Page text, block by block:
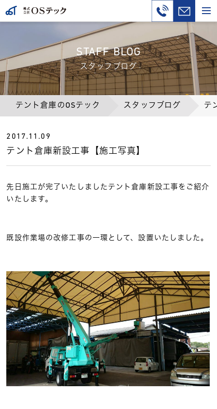
STAFF BLOG
スタッフブログ
テント倉庫のOSテック スタッフブログ テ
2017.11.09
テント倉庫新設工事【施工写真】
先日施工が完了いたしましたテント倉庫新設工事をご紹介
いたします。
既設作業場の改修工事の一環として、設置いたしました。